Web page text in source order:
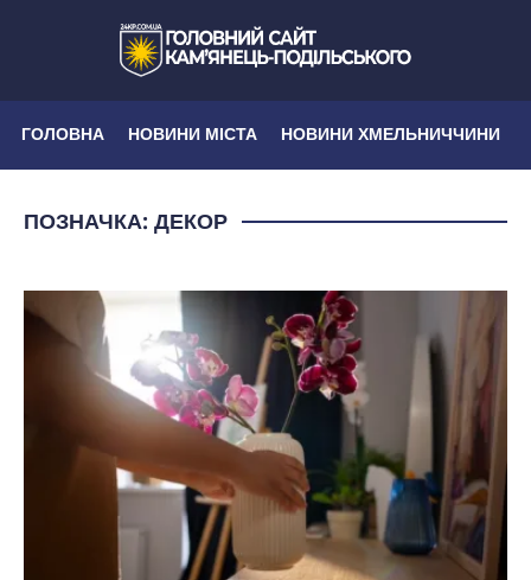
ГОЛОВНА НОВИНИ МІСТА НОВИНИ ХМЕЛЬНИЧЧИНИ
ПОЗНАЧКА: ДЕКОР